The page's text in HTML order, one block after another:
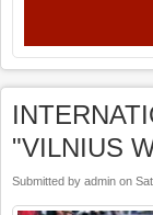
"VILNIUS
Submitted by admin on